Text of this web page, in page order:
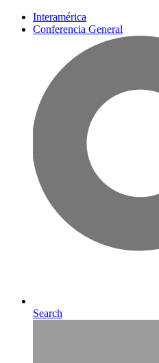
Interamérica
Conferencia General
Search